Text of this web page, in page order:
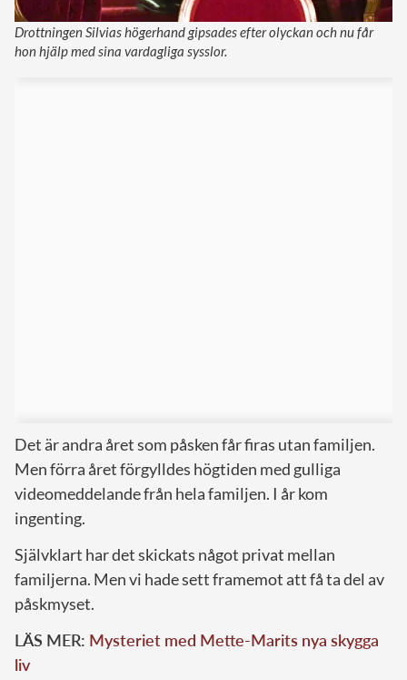
Drottningen Silvias högerhand gipsades efter olyckan och nu får
hon hjälp med sina vardagliga sysslor.
Det är andra året som påsken får firas utan familjen.
Men förra året förgylldes högtiden med gulliga
videomeddelande från hela familjen. I år kom
ingenting.
Självklart har det skickats något privat mellan
familjerna. Men vi hade sett framemot att få ta del av
påskmyset.
LÄS MER: Mysteriet med Mette-Marits nya skygga
liv